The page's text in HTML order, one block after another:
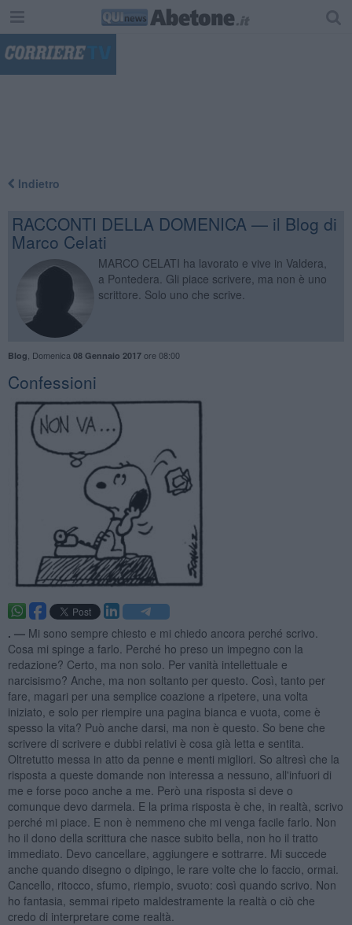
Indietro
RACCONTI DELLA DOMENICA — il Blog di
Marco Celati
MARCO CELATI ha lavorato e vive in Valdera,
a Pontedera. Gli piace scrivere, ma non è uno
scrittore. Solo uno che scrive.
Blog Domenica 08 Gennaio 2017ore 08:00
Confessioni
. — Mi sono sempre chiesto e mi chiedo ancora perché scrivo.
Cosa mi spinge a farlo. Perché ho preso un impegno con la
redazione? Certo, ma non solo. Per vanità intellettuale e
narcisismo? Anche, ma non soltanto per questo. Così, tanto per
fare, magari per una semplice coazione a ripetere, una volta
iniziato, e solo per riempire una pagina bianca e vuota, come è
spesso la vita? Può anche darsi, ma non è questo. So bene che
scrivere di scrivere e dubbi relativi è cosa già letta e sentita.
Oltretutto messa in atto da penne e menti migliori. So altresì che la
risposta a queste domande non interessa a nessuno, all'infuori di
me e forse poco anche a me. Però una risposta si deve o
comunque devo darmela. E la prima risposta è che, in realtà, scrivo
perché mi piace. E non è nemmeno che mi venga facile farlo. Non
ho il dono della scrittura che nasce subito bella, non ho il tratto
immediato. Devo cancellare, aggiungere e sottrarre. Mi succede
anche quando disegno o dipingo, le rare volte che lo faccio, ormai.
Cancello, ritocco, sfumo, riempio, svuoto: così quando scrivo. Non
ho fantasia, semmai ripeto maldestramente la realtà o ciò che
credo di interpretare come realtà.